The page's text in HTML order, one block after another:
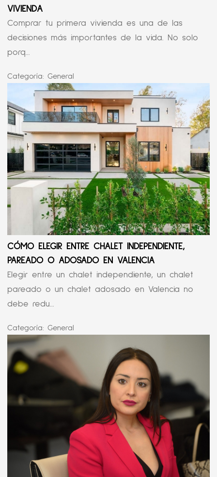
VIVIENDA
Comprar tu primera vivienda es una de las
decisiones más importantes de la vida. No solo
porq...
Categoría: General
CÓMO ELEGIR ENTRE CHALET INDEPENDIENTE,
PAREADO O ADOSADO EN VALENCIA
Elegir entre un chalet independiente, un chalet
pareado o un chalet adosado en Valencia no
debe redu...
Categoría: General